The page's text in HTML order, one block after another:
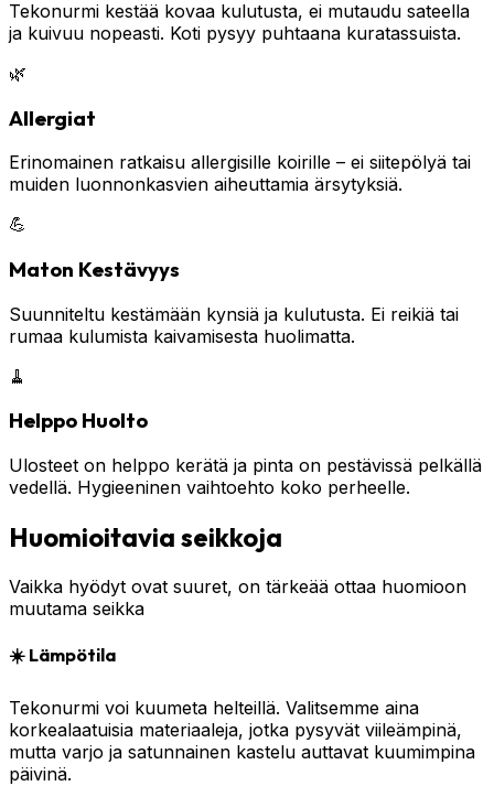
Tekonurmi kestää kovaa kulutusta, ei mutaudu sateella
ja kuivuu nopeasti. Koti pysyy puhtaana kuratassuista.
🌿
Allergiat
Erinomainen ratkaisu allergisille koirille – ei siitepölyä tai
muiden luonnonkasvien aiheuttamia ärsytyksiä.
💪
Maton Kestävyys
Suunniteltu kestämään kynsiä ja kulutusta. Ei reikiä tai
rumaa kulumista kaivamisesta huolimatta.
🧹
Helppo Huolto
Ulosteet on helppo kerätä ja pinta on pestävissä pelkällä
vedellä. Hygieeninen vaihtoehto koko perheelle.
Huomioitavia seikkoja
Vaikka hyödyt ovat suuret, on tärkeää ottaa huomioon
muutama seikka
☀️ Lämpötila
Tekonurmi voi kuumeta helteillä. Valitsemme aina
korkealaatuisia materiaaleja, jotka pysyvät viileämpinä,
mutta varjo ja satunnainen kastelu auttavat kuumimpina
päivinä.